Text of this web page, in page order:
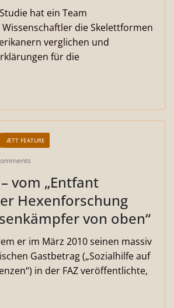
hat ein Team
die Skelettformen
verglichen und
für die
ÆTT FEATURE
vom „Entfant
Hexenforschung
von oben“
er im März 2010 seinen massiv
Gastbetrag („Sozialhilfe auf
in der FAZ veröffentlichte,